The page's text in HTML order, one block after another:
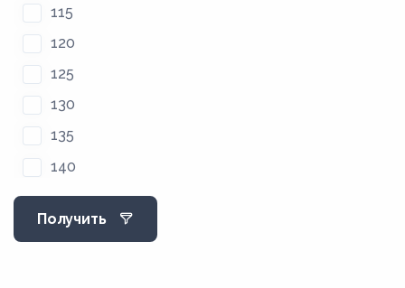
115
120
125
130
135
140
145
150
Получить